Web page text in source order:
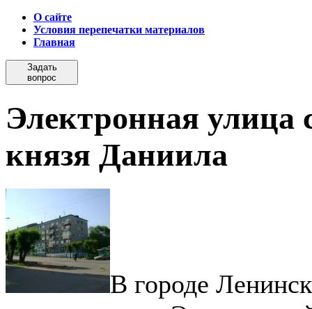
О сайте
Условия перепечатки материалов
Главная
Задать
вопрос
Электронная улица
князя Даниила
В городе